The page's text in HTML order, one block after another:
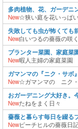
多肉植物、花、ガーデニ
New☆狭い庭を花いっぱ
失敗しても虫が怖くても
New白いつるの薔薇の咲
プランター菜園、家庭菜
New暇人主婦の家庭菜園
ガマンマの『ニク・サボ
New☆ガマンマの ニク
おガーデニング大好き。
Newたねをまく日々
薔薇と暮らす毎日を綴る
Newピーチヒルの薔薇日